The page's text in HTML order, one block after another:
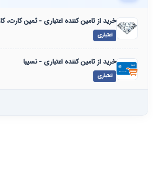
خرید از تامین کننده اعتباری - ثمین کارت،
اعتباری
خرید از تامین کننده اعتباری - نسیبا
اعتباری